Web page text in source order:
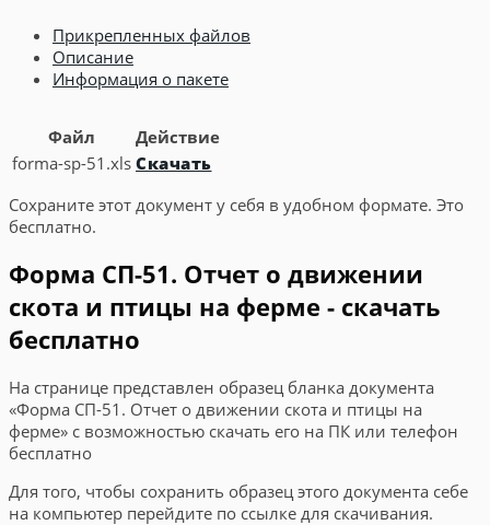
Прикрепленных файлов
Описание
Информация о пакете
Файл
Действие
forma-sp-51.xls Скачать
Сохраните этот документ у себя в удобном формате. Это
бесплатно.
Форма СП-51. Отчет о движении
скота и птицы на ферме - скачать
бесплатно
На странице представлен образец бланка документа
«Форма СП-51. Отчет о движении скота и птицы на
ферме» с возможностью скачать его на ПК или телефон
бесплатно
Для того, чтобы сохранить образец этого документа себе
на компьютер перейдите по ссылке для скачивания.